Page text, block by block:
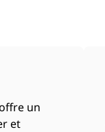
un
et